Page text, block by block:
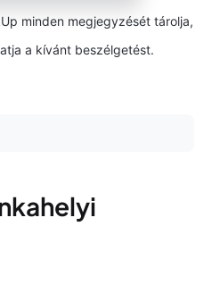
minden megjegyzését tárolja,
a kívánt beszélgetést.